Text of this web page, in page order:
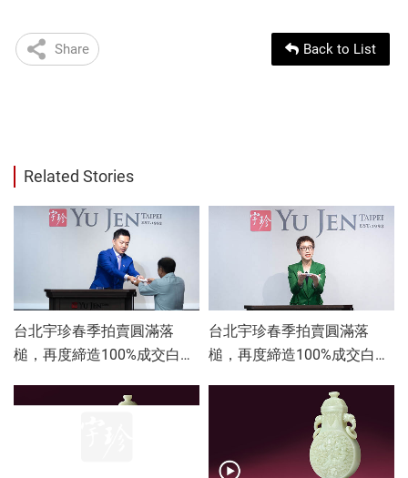
Share Back to List
Related Stories
台北宇珍春季拍賣圓滿落
槌，再度締造100%成交白手
台北宇珍春季拍賣圓滿落
槌，再度締造100%成交白手